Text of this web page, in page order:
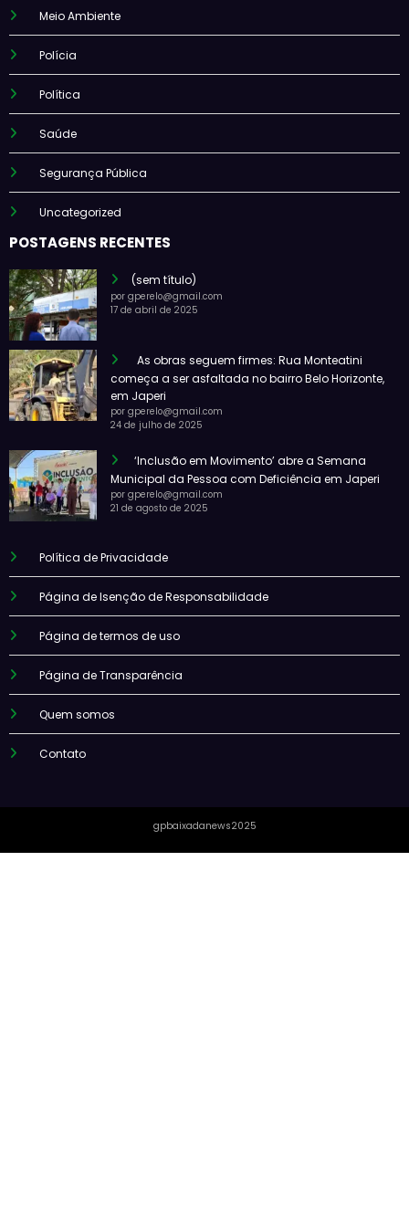
Meio Ambiente
Polícia
Política
Saúde
Segurança Pública
Uncategorized
POSTAGENS RECENTES
(sem título)
por gperelo@gmail.com
17 de abril de 2025
As obras seguem firmes: Rua Monteatini
começa a ser asfaltada no bairro Belo Horizonte,
em Japeri
por gperelo@gmail.com
24 de julho de 2025
‘Inclusão em Movimento’ abre a Semana
Municipal da Pessoa com Deficiência em Japeri
por gperelo@gmail.com
21 de agosto de 2025
Política de Privacidade
Página de Isenção de Responsabilidade
Página de termos de uso
Página de Transparência
Quem somos
Contato
gpbaixadanews2025